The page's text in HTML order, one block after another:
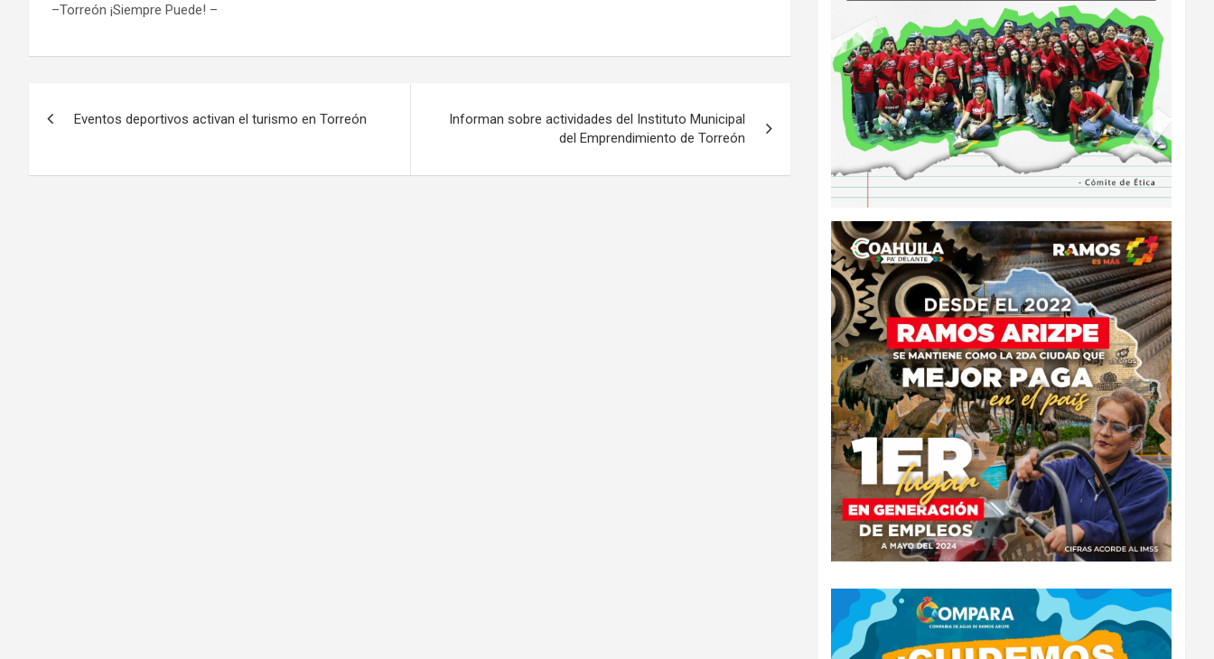
–Torreón ¡Siempre Puede! –
entradas
Eventos deportivos activan el turismo en Torreón
Informan sobre actividades del Instituto Municipal
del Emprendimiento de Torreón